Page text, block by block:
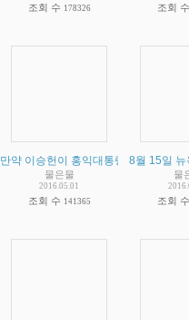
조회 수 178326 조회
만약 이승헌이 홍익대통령이 된다면..
물은물
2016.05.01
조회 수 141365
8월 15일 뉴
물
조회